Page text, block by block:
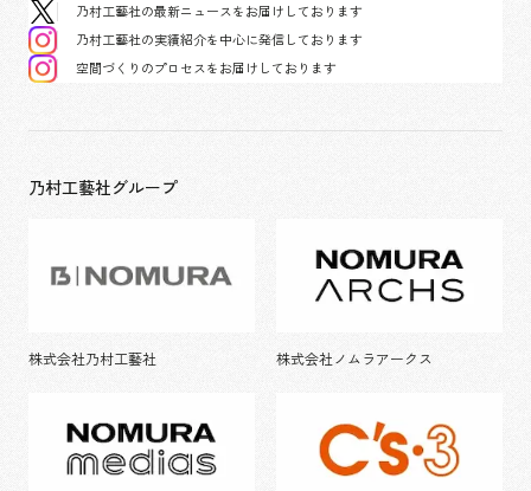
乃村工藝社の最新ニュースをお届けしております
乃村工藝社の実績紹介を中心に発信しております
空間づくりのプロセスをお届けしております
乃村工藝社グループ
株式会社乃村工藝社 株式会社ノムラアークス